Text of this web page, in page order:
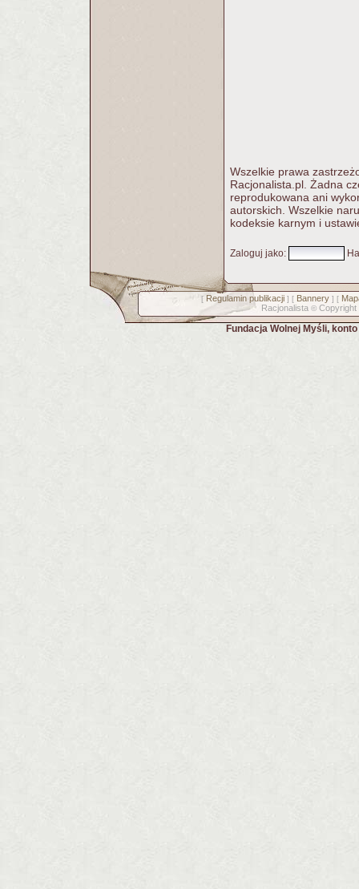
Wszelkie prawa
Racjonalista.pl. Żadna
reprodukowana ani
autorskich. Wszelkie
kodeksie karnym i
Zaloguj jako:
[ Regulamin publikacji] [ Bannery] [
Racjonalista © Copyright
Fundacja Wolnej Myśli,